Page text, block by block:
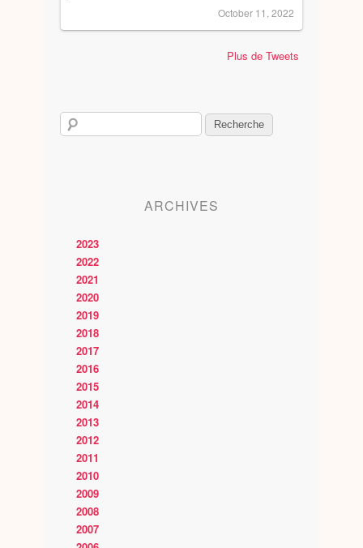
October 11, 2022
Plus de Tweets
ARCHIVES
2023
2022
2021
2020
2019
2018
2017
2016
2015
2014
2013
2012
2011
2010
2009
2008
2007